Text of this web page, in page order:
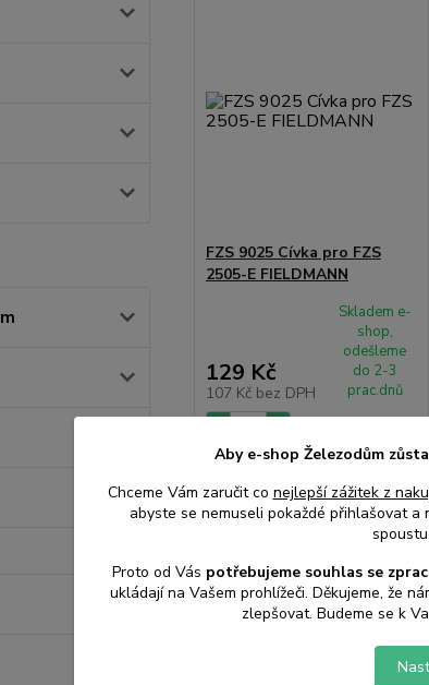
FZS 9025 Cívka pro FZS
2505-E FIELDMANN
129 Kč
107 Kč bez DPH
Skladem e-
shop,
odešleme
do 2-3
prac.dnů
Aby e-shop Železodům
Chceme Vám zaručit co nejlepší zážitek z
abyste se nemuseli pokaždé přihlašovat
Proto od Vás potřebujeme souhlas se
ukládají na Vašem prohlížeči. Děkujeme, že
zlepšovat. Budeme se k